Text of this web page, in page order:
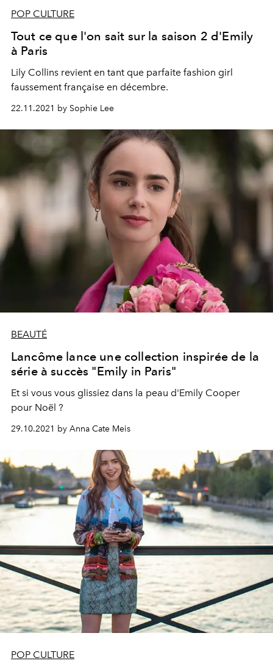
POP CULTURE
Tout ce que l'on sait sur la saison 2 d'Emily
à Paris
Lily Collins revient en tant que parfaite fashion girl
faussement française en décembre.
22.11.2021 by Sophie Lee
BEAUTÉ
Lancôme lance une collection inspirée de la
série à succès "Emily in Paris"
Et si vous vous glissiez dans la peau d'Emily Cooper
pour Noël ?
29.10.2021 by Anna Cate Meis
POP CULTURE